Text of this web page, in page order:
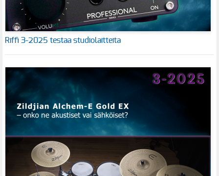
Riffi 3-2025 testaa studiolaitteita